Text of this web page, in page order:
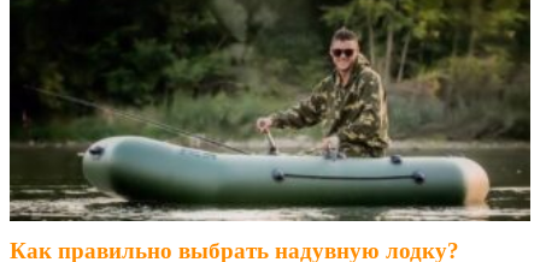
Как правильно выбрать надувную лодку?